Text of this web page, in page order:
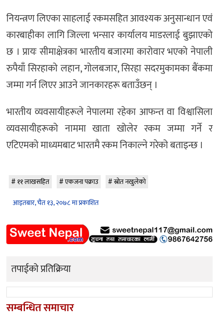
नियन्त्रण लिएका साहलाई रकमसहित आवश्यक अनुसान्धान एवं
कारबाहीका लागि जिल्ला भन्सार कार्यालय माडरलाई बुझाएको
छ । प्रायः सीमाक्षेत्रका भारतीय बजारमा कारोवार भएको नेपाली
रुपैयाँ सिरहाको लहान, गोलबजार, सिरहा सदरमुकामका बैंकमा
जम्मा गर्न लिएर आउने जानकारहरू बताउँछन् ।
भारतीय व्यवसायीहरूले नेपालमा रहेका आफन्त वा विश्वासिला
व्यवसायीहरूको नाममा खाता खोलेर रकम जम्मा गर्ने र
एटिएमको माध्यमबाट भारतमै रकम निकाल्ने गरेको बताइन्छ ।
११ लाखसहित एकजना पक्राउ
स्रोत नखुलेको
आइतबार, चैत १३, २०७८ मा प्रकाशित
तपाईको प्रतिक्रिया
सम्बन्धित समाचार